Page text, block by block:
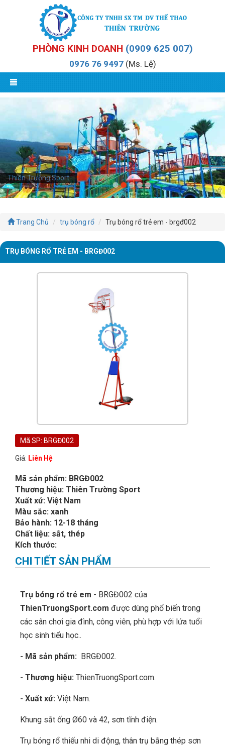
PHÒNG KINH DOANH (0909 625 007)
0976 76 9497(Ms. Lệ)
Thiên Trường Sport
Trang Chủ trụ bóng rổ Trụ bóng rổ trẻ em - brgđ002
TRỤ BÓNG RỔ TRẺ EM - BRGĐ002
Mã SP: BRGĐ002
Giá: Liên Hệ
Mã sản phẩm: BRGĐ002
Thương hiệu: Thiên Trường Sport
Xuất xứ: Việt Nam
Màu sắc: xanh
Bảo hành: 12-18 tháng
Chất liệu: sắt, thép
Kích thước:
CHI TIẾT SẢN PHẨM
Trụ bóng rổ trẻ em - BRGĐ002 của
ThienTruongSport.com được dùng phổ biến trong
các sân chơi gia đình, công viên, phù hợp với lứa tuổi
học sinh tiểu học..
- Mã sản phẩm: BRGĐ002.
- Thương hiệu: ThienTruongSport.com.
- Xuất xứ: Việt Nam.
Khung sắt ống Ø60 và 42, sơn tĩnh điện.
Trụ bóng rổ thiếu nhi di động, thân trụ bằng thép sơn